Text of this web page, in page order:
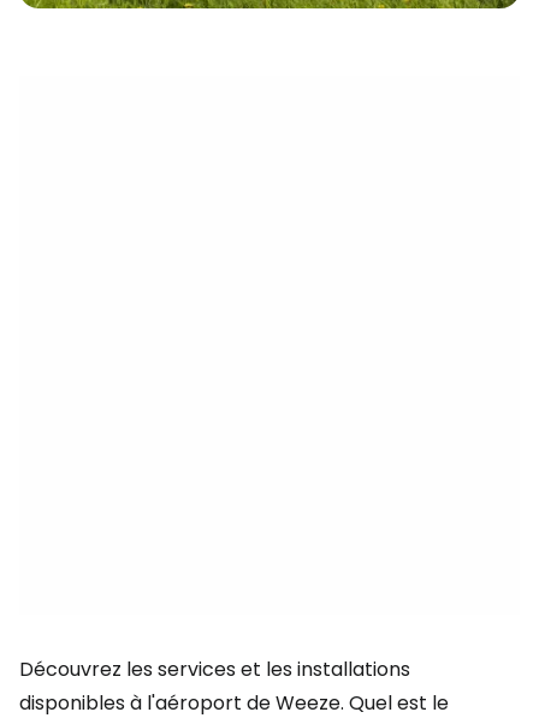
Découvrez les services et les installations
disponibles à l'aéroport de Weeze. Quel est le